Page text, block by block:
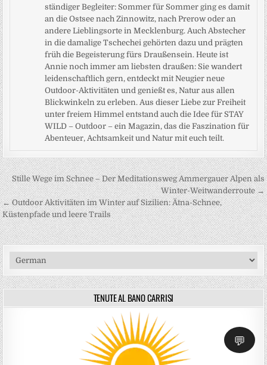
💬
ständiger Begleiter: Sommer für Sommer ging es damit
an die Ostsee nach Zinnowitz, nach Prerow oder an
andere Lieblingsorte in Mecklenburg. Auch Abstecher
in die damalige Tschechei gehörten dazu und prägten
früh die Begeisterung fürs Draußensein. Heute ist
Annie noch immer am liebsten draußen: Sie wandert
leidenschaftlich gern, entdeckt mit Neugier neue
Outdoor-Aktivitäten und genießt es, Natur aus allen
Blickwinkeln zu erleben. Aus dieser Liebe zur Freiheit
unter freiem Himmel entstand auch die Idee für STAY
WILD – Outdoor – ein Magazin, das die Faszination für
Abenteuer, Achtsamkeit und Natur mit euch teilt.
Beitragsnavigation
Stille Wege im Schnee – Der Meditationsweg Ammergauer Alpen als
Winter-Weitwanderroute →
← Outdoor Aktivitäten im Winter auf Sizilien: Ätna-Schnee,
Küstenpfade und leere Trails
TENUTE AL BANO CARRISI